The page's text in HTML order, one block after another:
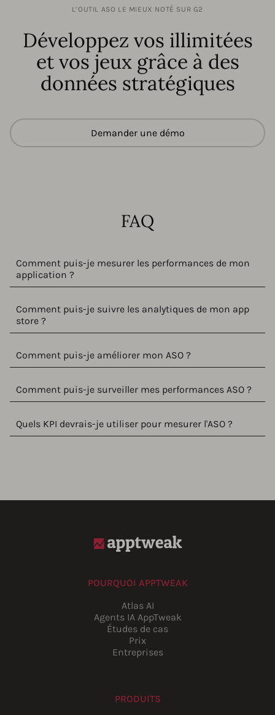
L’OUTIL ASO LE MIEUX NOTÉ SUR G2
Développez vos illimitées
et vos jeux grâce à des
données stratégiques
Demander une démo
FAQ
Comment puis-je mesurer les performances de mon
application ?
Comment puis-je suivre les analytiques de mon app
store ?
Comment puis-je améliorer mon ASO ?
Comment puis-je surveiller mes performances ASO ?
Quels KPI devrais-je utiliser pour mesurer l'ASO ?
POURQUOI APPTWEAK
Atlas AI
Agents IA AppTweak
Études de cas
Prix
Entreprises
PRODUITS